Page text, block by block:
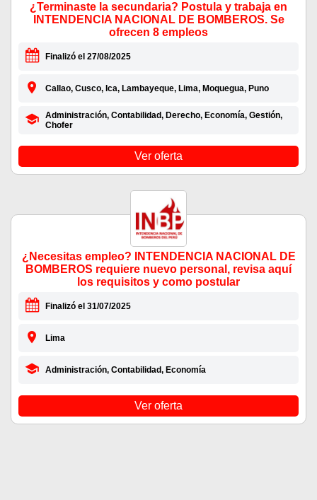
¿Terminaste la secundaria? Postula y trabaja en
INTENDENCIA NACIONAL DE BOMBEROS. Se
ofrecen 8 empleos
Finalizó el 27/08/2025
Callao, Cusco, Ica, Lambayeque, Lima, Moquegua, Puno
Administración, Contabilidad, Derecho, Economía, Gestión,
Chofer
Ver oferta
¿Necesitas empleo? INTENDENCIA NACIONAL DE
BOMBEROS requiere nuevo personal, revisa aquí
los requisitos y como postular
Finalizó el 31/07/2025
Lima
Administración, Contabilidad, Economía
Ver oferta